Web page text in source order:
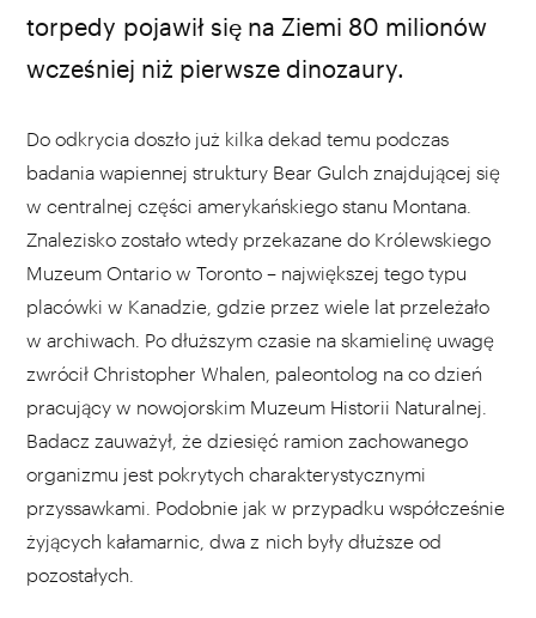
torpedy pojawił się na Ziemi 80 milionów
wcześniej niż pierwsze dinozaury.
Do odkrycia doszło już kilka dekad temu podczas
badania wapiennej struktury Bear Gulch znajdującej się
w centralnej części amerykańskiego stanu Montana.
Znalezisko zostało wtedy przekazane do Królewskiego
Muzeum Ontario w Toronto – największej tego typu
placówki w Kanadzie, gdzie przez wiele lat przeleżało
w archiwach. Po dłuższym czasie na skamielinę uwagę
zwrócił Christopher Whalen, paleontolog na co dzień
pracujący w nowojorskim Muzeum Historii Naturalnej.
Badacz zauważył, że dziesięć ramion zachowanego
organizmu jest pokrytych charakterystycznymi
przyssawkami. Podobnie jak w przypadku współcześnie
żyjących kałamarnic, dwa z nich były dłuższe od
pozostałych.